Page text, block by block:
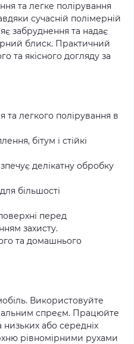
та легке полірування
сучасній полімерній
забруднення та надає
блиск. Практичний
та якісного догляду за
та легкого полірування в
бітум і стійкі
делікатну обробку
більшості
перед
захисту.
та домашнього
Використовуйте
спреєм. Працюйте
або середніх
рівномірними рухами